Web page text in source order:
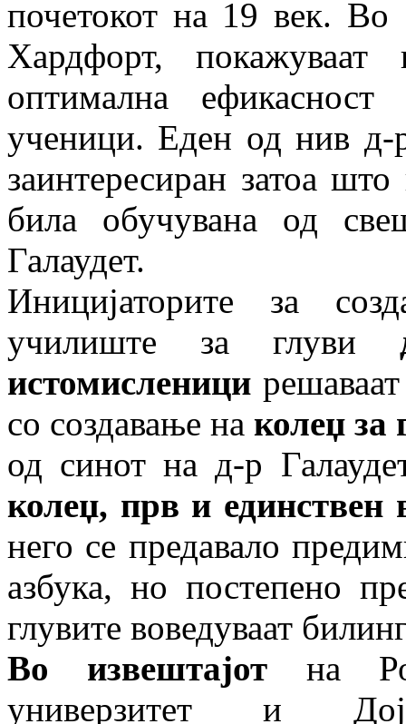
почетокот на 19 век. Во
Хардфорт,
оптимална
ученици. Еден од нив д-
заинтересиран затоа
била обучувана од
Галаудет.
Иницијаторите за
училиште за глуви
истомисленици решаваат
со создавање на колеџ за
од синот на д-р
колеџ, прв и единствен
него се предавало
азбука, но постепено
глувите воведуваат
Во извештајот на
универзитет и